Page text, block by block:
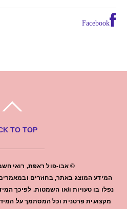
Facebook
TO TOP
© אבו-פול ראפת, רואי
המידע המוצג באתר, בחוזרים ובמאמרים
נפלו בו טעויות ו/או השמטות. לפיכך
מקצועית פרטנית וכל המסתמך על